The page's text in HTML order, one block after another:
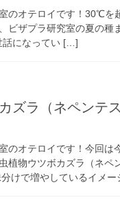
のオテロイです！30℃を
ビザプラ研究室の夏の種
話になってい […]
ズラ（ネペンテ
のオテロイです！今回は
植物ウツボカズラ（ネペ
けで増やしているイメ